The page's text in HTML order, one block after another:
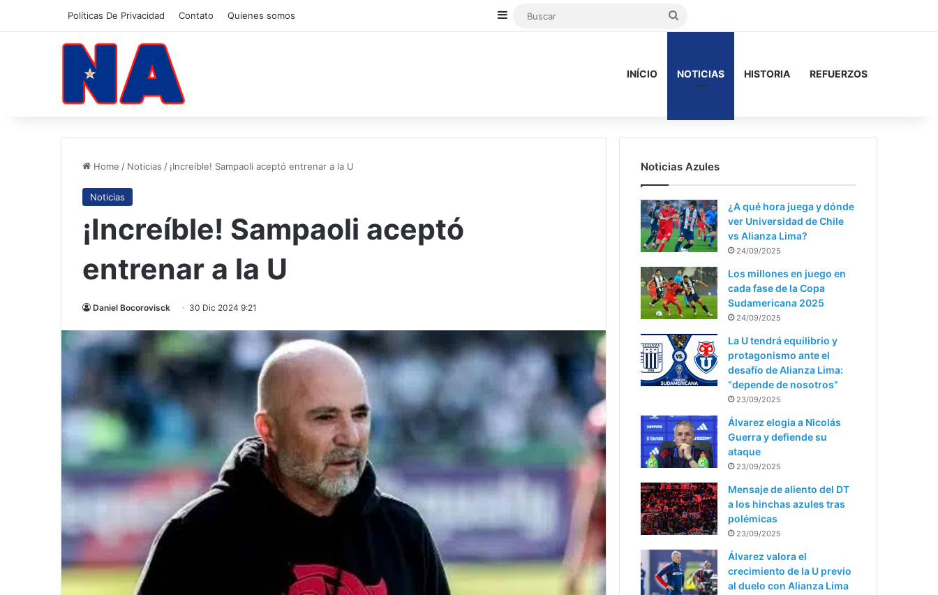
Políticas De Privacidad Contato Quienes somos Sidebar
INÍCIO NOTICIAS HISTORIA REFUERZOS
Home / Noticias / ¡Increíble! Sampaoli aceptó entrenar a la U
Noticias
¡Increíble! Sampaoli aceptó
entrenar a la U
Daniel Bocorovisck 30 Dic 2024 9:21
Noticias Azules
¿A qué hora juega y dónde
ver Universidad de Chile
vs Alianza Lima?
24/09/2025
Los millones en juego en
cada fase de la Copa
Sudamericana 2025
24/09/2025
La U tendrá equilibrio y
protagonismo ante el
desafío de Alianza Lima:
“depende de nosotros”
23/09/2025
Álvarez elogia a Nicolás
Guerra y defiende su
ataque
23/09/2025
Mensaje de aliento del DT
a los hinchas azules tras
polémicas
23/09/2025
Álvarez valora el
crecimiento de la U previo
al duelo con Alianza Lima